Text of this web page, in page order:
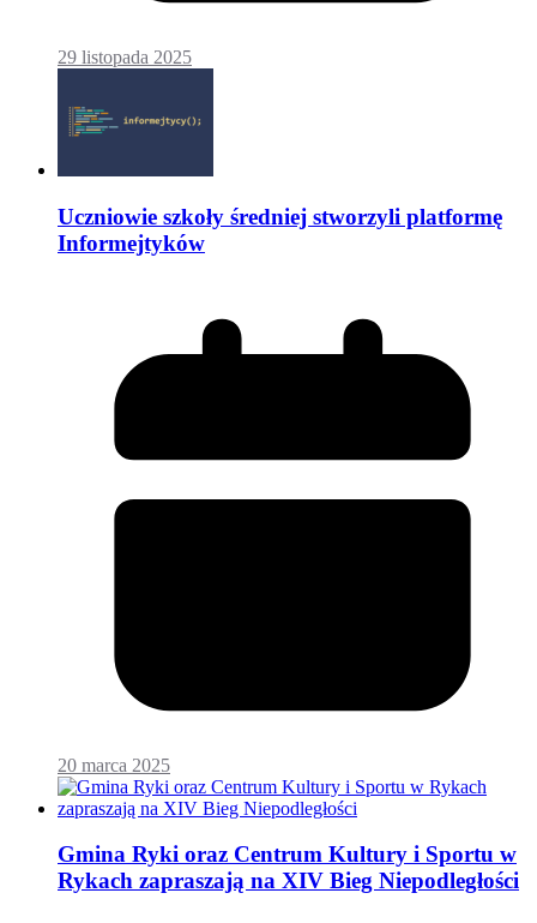
29 listopada 2025
Uczniowie szkoły średniej stworzyli platformę
Informejtyków
20 marca 2025
Gmina Ryki oraz Centrum Kultury i Sportu w
Rykach zapraszają na XIV Bieg Niepodległości